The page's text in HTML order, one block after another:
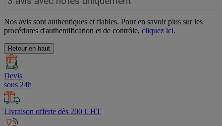
Nos avis sont authentiques et fiables. Pour en savoir plus sur les
procédures d'authentification et de contrôle, cliquez ici.
Retour en haut
Devis
sous 24h
Livraison offerte dès 200 € HT